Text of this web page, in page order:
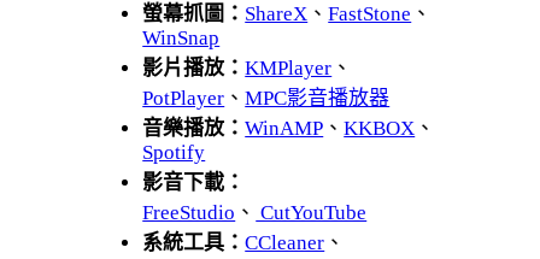
螢幕抓圖： ShareX 、FastStone 、
WinSnap
影片播放：KMPlayer 、
PotPlayer 、MPC影音播放器
音樂播放：WinAMP 、KKBOX 、
Spotify
影音下載：
FreeStudio 、 CutYouTube
系統工具：CCleaner 、